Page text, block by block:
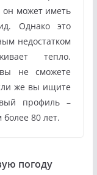
он может иметь
Однако это
недостатком
тепло.
не сможете
же вы ищите
профиль –
80 лет.
погоду